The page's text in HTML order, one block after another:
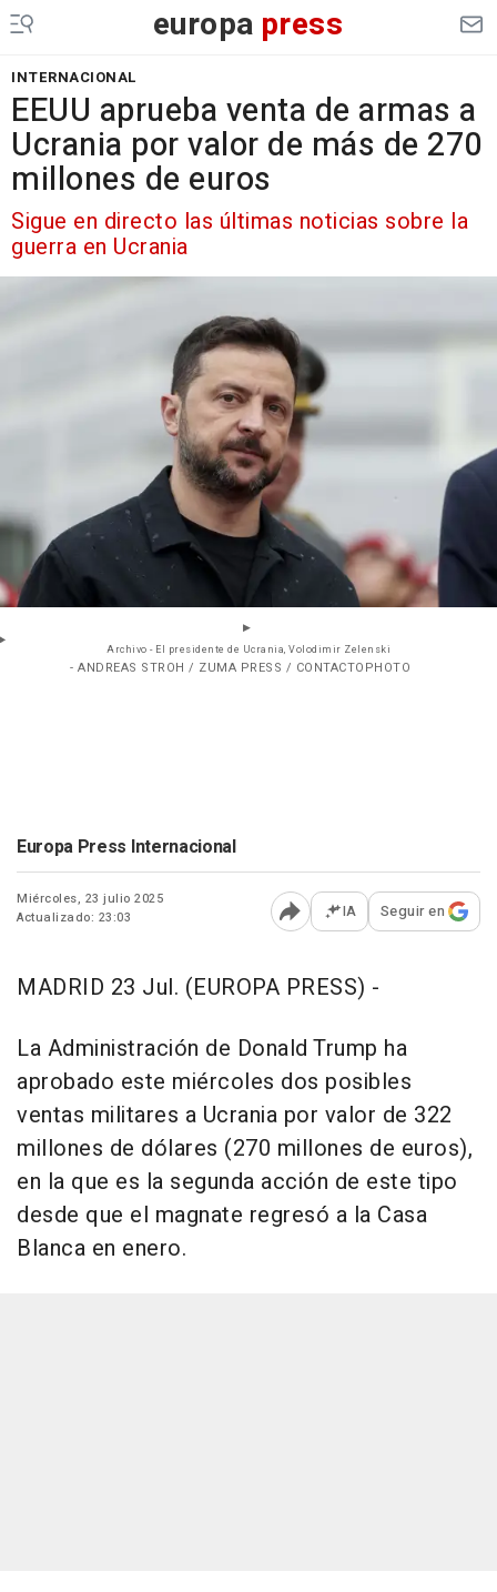
europa press
INTERNACIONAL
EEUU aprueba venta de armas a
Ucrania por valor de más de 270
millones de euros
Sigue en directo las últimas noticias sobre la
guerra en Ucrania
Archivo - El presidente de Ucrania, Volodimir Zelenski
- ANDREAS STROH / ZUMA PRESS / CONTACTOPHOTO
Europa Press Internacional
Miércoles, 23 julio 2025
Actualizado: 23:03
Abrir opciones para
IA Seguir en
MADRID 23 Jul. (EUROPA PRESS) -
La Administración de Donald Trump ha
aprobado este miércoles dos posibles
ventas militares a Ucrania por valor de 322
millones de dólares (270 millones de euros),
en la que es la segunda acción de este tipo
desde que el magnate regresó a la Casa
Blanca en enero.